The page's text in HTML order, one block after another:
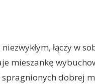
łączy w
mieszankę
dobrej